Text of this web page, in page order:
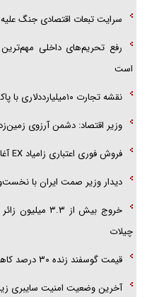
سرایت تبعات اقتصادی جنگ علیه
رفع تحریم‌های داخلی
است
نقشه تجارت ۱۰میلیارددلاری با پاکستان
وزیر اقتصاد: دشمن آرزوی
فروش فوری اعتباری زامیاد EX آغاز می‌شود
دیدار وزیر صمت ایران با
چیلات
قیمت گوسفند زنده ۳۰ درصد کاهش یافت؛ گوشت ارزان نشد
آخرین وضعیت امنیت سایبری